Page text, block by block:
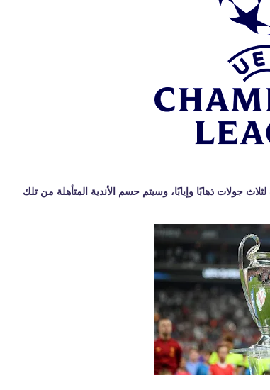
لثلاث جولات ذهابًا وإيابًا، وسيتم حسم الأندية المتأهلة من تلك